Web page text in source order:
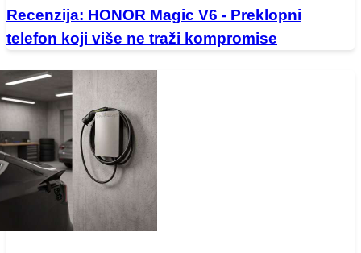
Recenzija: HONOR Magic V6 - Preklopni
telefon koji više ne traži kompromise